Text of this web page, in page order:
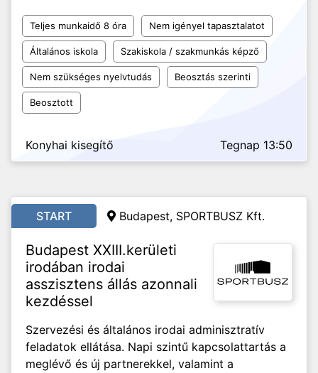
Teljes munkaidő 8 óra Nem igényel tapasztalatot
Általános iskola Szakiskola / szakmunkás képző
Nem szükséges nyelvtudás Beosztás szerinti
Beosztott
Konyhai kisegítő Tegnap 13:50
START Budapest, SPORTBUSZ Kft.
Budapest XXIII.kerületi
irodában irodai
asszisztens állás azonnali
kezdéssel
Szervezési és általános irodai adminisztratív
feladatok ellátása. Napi szintű kapcsolattartás a
meglévő és új partnerekkel, valamint a